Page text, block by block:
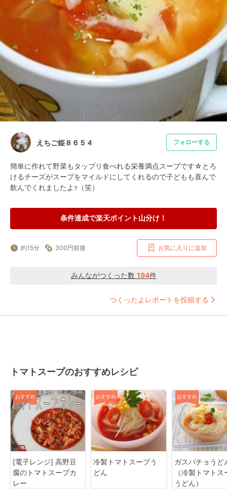
えちご姫８６５４ フォローする
簡単に作れて野菜もタップリ食べれる栄養満点スープです☆とろ
けるチーズがスープをマイルドにしてくれるので子どもも喜んで
飲んでくれましたよｯ（笑）
条件達成で楽天ポイント山分け！
約15分 300円前後 お気に入りに追加
みんながつくった数 194件
つくったよレポートを投稿する
トマトスープのおすすめレシピ
おすすめ
[電子レンジ] 高野豆
腐のトマトスープカ
レー
おすすめ
冷製トマトスープう
どん
おすすめ
ガスパチョうど
（冷製トマトス
うどん）